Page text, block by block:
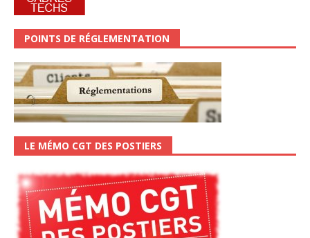
POINTS DE RÉGLEMENTATION
LE MÉMO CGT DES POSTIERS